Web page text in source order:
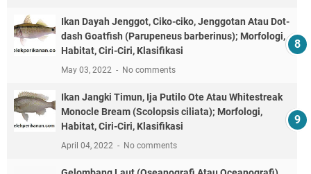
Ikan Dayah Jenggot, Ciko-ciko, Jenggotan Atau Dot-
dash Goatfish (Parupeneus barberinus); Morfologi,
Habitat, Ciri-Ciri, Klasifikasi
May 03, 2022 No comments
Ikan Jangki Timun, Ija Putilo Ote Atau Whitestreak
Monocle Bream (Scolopsis ciliata); Morfologi,
Habitat, Ciri-Ciri, Klasifikasi
April 04, 2022 No comments